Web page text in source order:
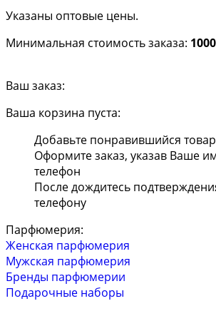
Указаны оптовые цены.
Минимальная стоимость заказа:
Ваш заказ:
Ваша корзина пуста:
Добавьте понравившийся
Оформите заказ, указав Ваше
телефон
После дождитесь
телефону
Парфюмерия:
Женская парфюмерия
Мужская парфюмерия
Бренды парфюмерии
Подарочные наборы